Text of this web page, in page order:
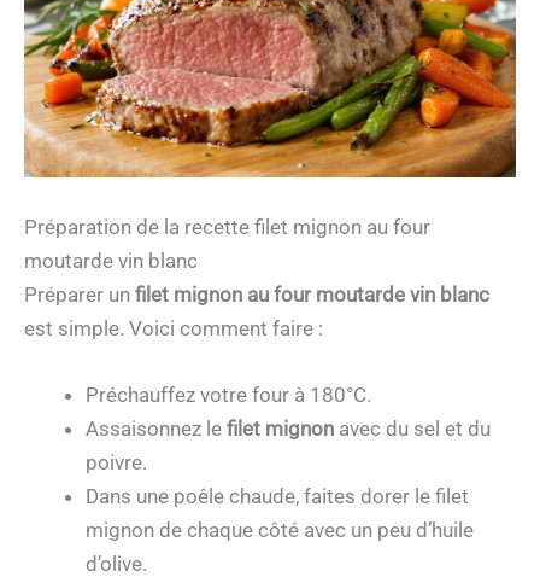
Préparation de la recette filet mignon au four
moutarde vin blanc
Préparer un filet mignon au four moutarde vin blanc
est simple. Voici comment faire :
Préchauffez votre four à 180°C.
Assaisonnez le filet mignon avec du sel et du
poivre.
Dans une poêle chaude, faites dorer le filet
mignon de chaque côté avec un peu d’huile
d’olive.